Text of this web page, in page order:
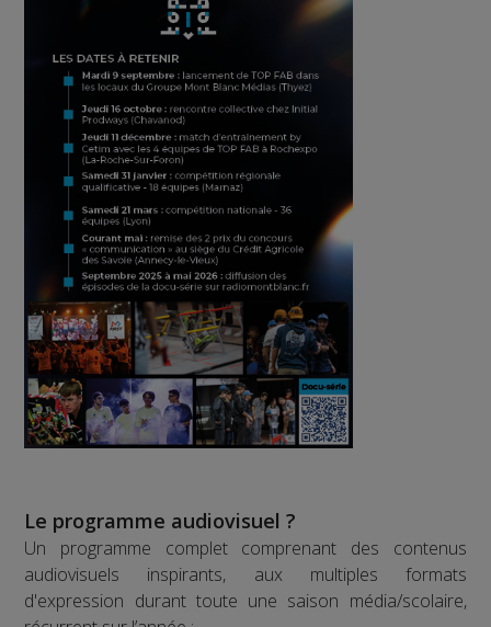
Le programme audiovisuel ?
Un programme complet comprenant des contenus
audiovisuels inspirants, aux multiples formats
d'expression durant toute une saison média/scolaire,